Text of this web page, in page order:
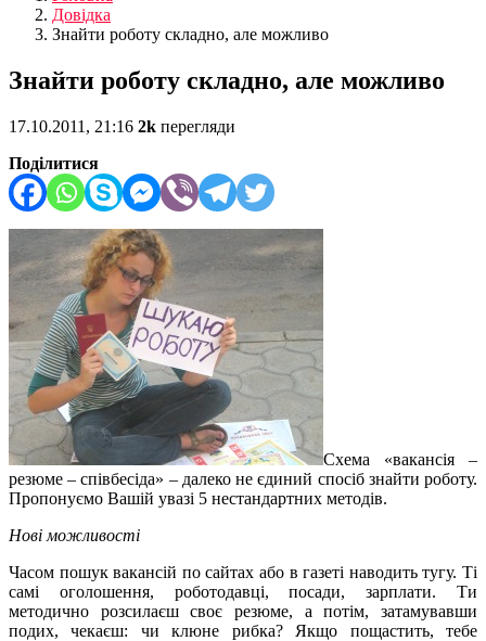
Довідка
Знайти роботу складно, але можливо
Знайти роботу складно, але можливо
17.10.2011, 21:16 2k перегляди
Поділитися
Схема «вакансія –
резюме – співбесіда» – далеко не єдиний спосіб знайти роботу.
Пропонуємо Вашій увазі 5 нестандартних методів.
Нові можливості
Часом пошук вакансій по сайтах або в газеті наводить тугу. Ті
самі оголошення, роботодавці, посади, зарплати. Ти
методично розсилаєш своє резюме, а потім, затамувавши
подих, чекаєш: чи клюне рибка? Якщо пощастить, тебе